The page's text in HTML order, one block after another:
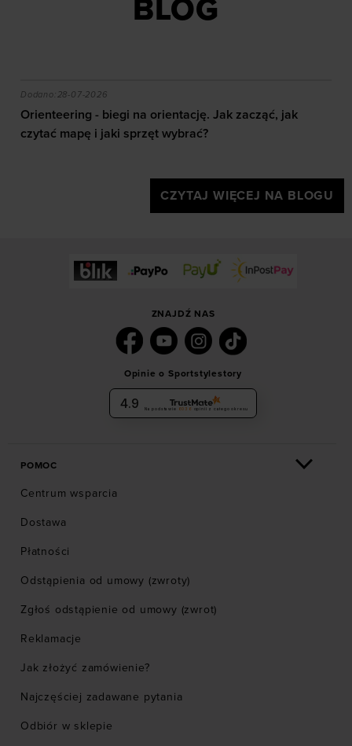
BLOG
efekty daje trening?
Orienteering - biegi na orientację. Jak zacząć, jak
Dodano:28-07-2026
Orienteering - biegi na orientację. Jak zacząć, jak
czytać mapę i jaki sprzęt wybrać?
CZYTAJ WIĘCEJ NA BLOGU
ZNAJDŹ NAS
Opinie o Sportstylestory
4.9 Na podstawie 6036 opinii z całego okresu
POMOC
Centrum wsparcia
Dostawa
Płatności
Odstąpienia od umowy (zwroty)
Zgłoś odstąpienie od umowy (zwrot)
Reklamacje
Jak złożyć zamówienie?
Najczęściej zadawane pytania
Odbiór w sklepie